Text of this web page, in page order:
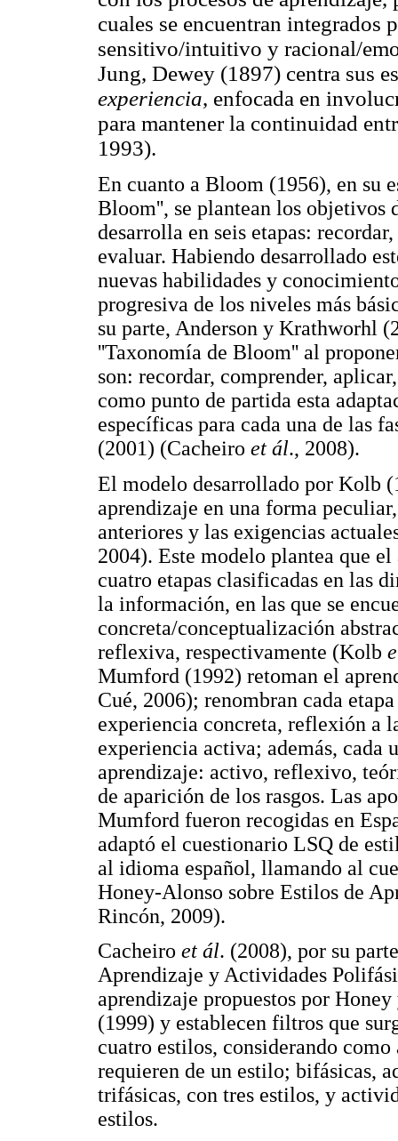
cuales se encuentran integrados
sensitivo/intuitivo y racional/
Jung, Dewey (1897) centra sus
experiencia, enfocada en
para mantener la continuidad
1993).
En cuanto a Bloom (1956), en su
Bloom'', se plantean los objetivos
desarrolla en seis etapas:
evaluar. Habiendo desarrollado
nuevas habilidades y
progresiva de los niveles más
su parte, Anderson y Krathworhl
''Taxonomía de Bloom'' al
son: recordar, comprender,
como punto de partida esta
específicas para cada una de las
(2001) (Cacheiro et ál., 2008).
El modelo desarrollado por Kolb
aprendizaje en una forma
anteriores y las exigencias
2004). Este modelo plantea que
cuatro etapas clasificadas en las
la información, en las que se
concreta/conceptualización
reflexiva, respectivamente (Kolb
Mumford (1992) retoman el
Cué, 2006); renombran cada
experiencia concreta, reflexión a
experiencia activa; además, cada
aprendizaje: activo, reflexivo,
de aparición de los rasgos. Las
Mumford fueron recogidas en
adaptó el cuestionario LSQ de
al idioma español, llamando al
Honey-Alonso sobre Estilos de
Rincón, 2009).
Cacheiro et ál. (2008), por su
Aprendizaje y Actividades
aprendizaje propuestos por
(1999) y establecen filtros que
cuatro estilos, considerando
requieren de un estilo; bifásicas,
trifásicas, con tres estilos, y
estilos.